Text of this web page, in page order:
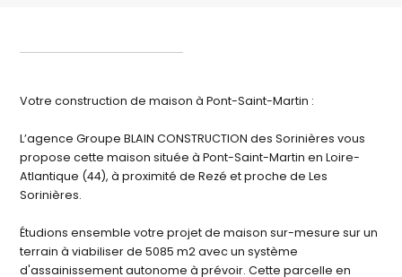
Votre construction de maison à Pont-Saint-Martin :
L’agence Groupe BLAIN CONSTRUCTION des Sorinières vous
propose cette maison située à Pont-Saint-Martin en Loire-
Atlantique (44), à proximité de Rezé et proche de Les
Sorinières.
Étudions ensemble votre projet de maison sur-mesure sur un
terrain à viabiliser de 5085 m2 avec un système
d'assainissement autonome à prévoir. Cette parcelle en